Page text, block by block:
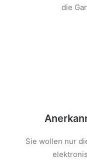
die
Sie wollen nur